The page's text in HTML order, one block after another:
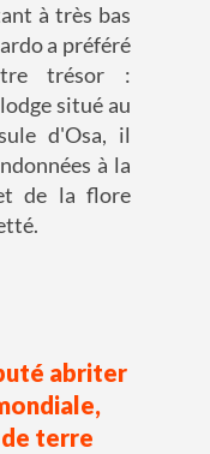
à très bas
a préféré
trésor :
situé au
d'Osa, il
à la
de la flore
abriter
de terre